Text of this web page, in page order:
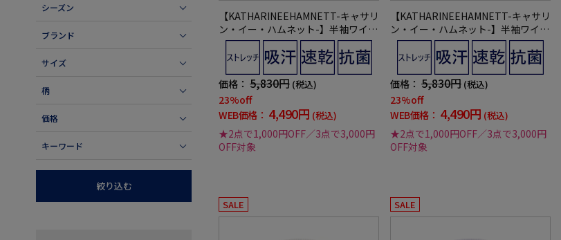
シーズン
ブランド
サイズ
柄
価格
キーワード
絞り込む
【KATHARINEEHAMNETT-キャサリ
ン・イー・ハムネット-】半袖ワイシ
ャツワンピースカラーセミワイド36
0°ストレッチ吸水速乾へリンボン通
価格： 5,830円 (税込)
23%off
WEB価格： 4,490円 (税込)
★2点で1,000円OFF／3点で3,000円
OFF対象
【KATHARINEEHAMNETT-キャサリ
ン・イー・ハムネット-】半袖ワイシ
ャツワンピースカラーセミワイド36
0°ストレッチ吸水速乾へリンボン通
価格： 5,830円 (税込)
23%off
WEB価格： 4,490円 (税込)
★2点で1,000円OFF／3点で3,000円
OFF対象
SALE SALE